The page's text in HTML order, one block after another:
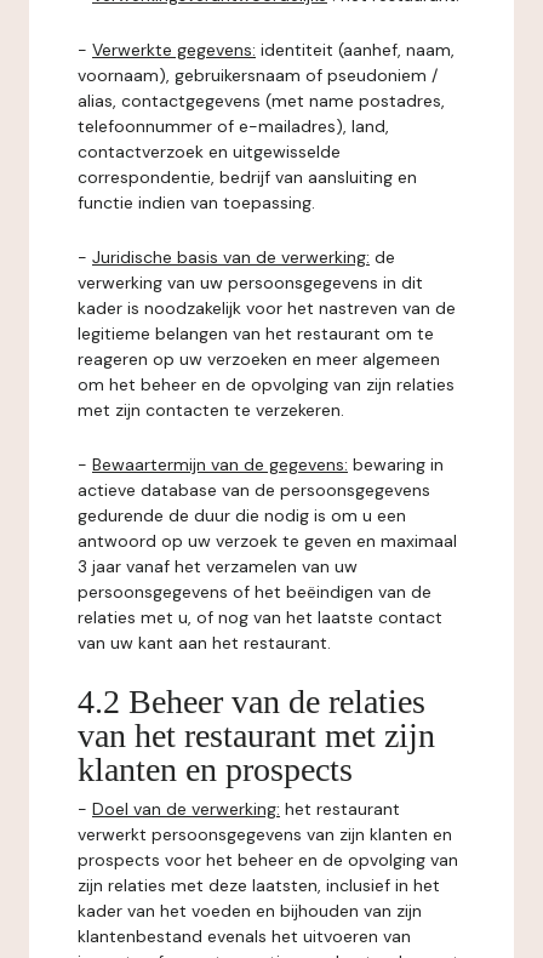
- Verwerkte gegevens: identiteit (aanhef, naam,
voornaam), gebruikersnaam of pseudoniem /
alias, contactgegevens (met name postadres,
telefoonnummer of e-mailadres), land,
contactverzoek en uitgewisselde
correspondentie, bedrijf van aansluiting en
functie indien van toepassing.
- Juridische basis van de verwerking: de
verwerking van uw persoonsgegevens in dit
kader is noodzakelijk voor het nastreven van de
legitieme belangen van het restaurant om te
reageren op uw verzoeken en meer algemeen
om het beheer en de opvolging van zijn relaties
met zijn contacten te verzekeren.
- Bewaartermijn van de gegevens: bewaring in
actieve database van de persoonsgegevens
gedurende de duur die nodig is om u een
antwoord op uw verzoek te geven en maximaal
3 jaar vanaf het verzamelen van uw
persoonsgegevens of het beëindigen van de
relaties met u, of nog van het laatste contact
van uw kant aan het restaurant.
4.2 Beheer van de relaties
van het restaurant met zijn
klanten en prospects
- Doel van de verwerking: het restaurant
verwerkt persoonsgegevens van zijn klanten en
prospects voor het beheer en de opvolging van
zijn relaties met deze laatsten, inclusief in het
kader van het voeden en bijhouden van zijn
klantenbestand evenals het uitvoeren van